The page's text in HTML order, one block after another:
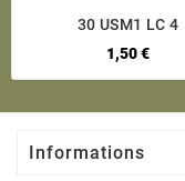
30 USM1 LC 4
1,50 €
Informations